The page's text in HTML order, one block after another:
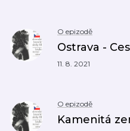
O epizodě
Ostrava -
11. 8. 2021
O epizodě
Kamenitá